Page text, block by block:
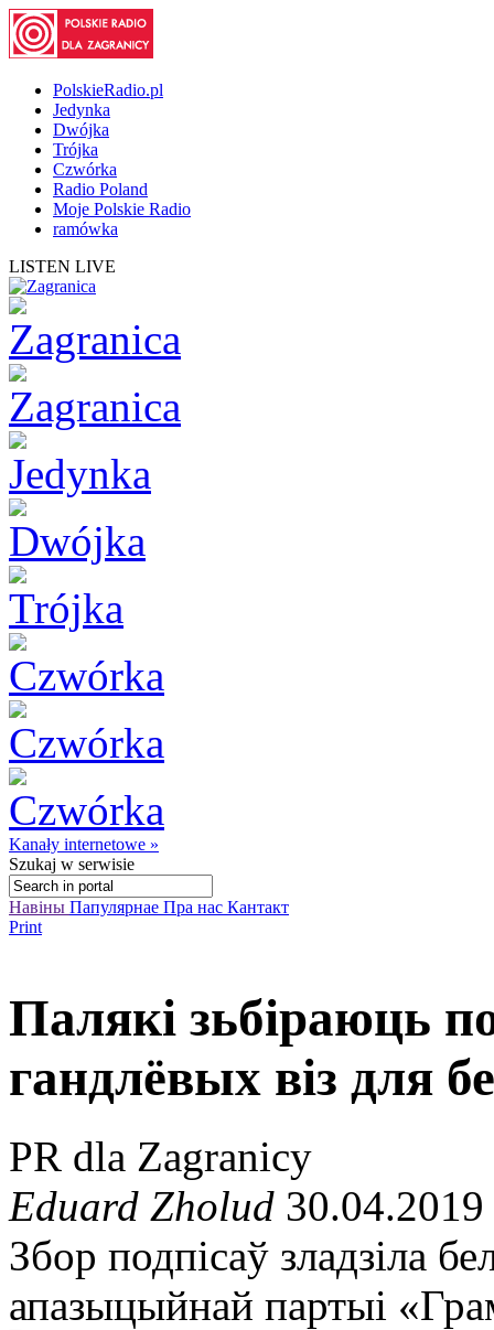
PolskieRadio.pl
Jedynka
Dwójka
Trójka
Czwórka
Radio Poland
Moje Polskie Radio
ramówka
LISTEN LIVE
Kanały internetowe »
Szukaj w serwisie
Навіны Папулярнае Пра нас Кантакт
Print
Палякі зьбіраюць
гандлёвых віз для
PR dla Zagranicy
Eduard Zholud
Збор подпісаў зладзіла
апазыцыйнай партыі